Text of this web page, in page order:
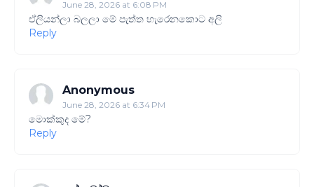
June 28, 2026 at 6:08 PM
ඒලියන්ලා බලලා මේ පැත්ත හැරෙනකොට අලි
Reply
Anonymous
June 28, 2026 at 6:34 PM
මොක්කුද මේ?
Reply